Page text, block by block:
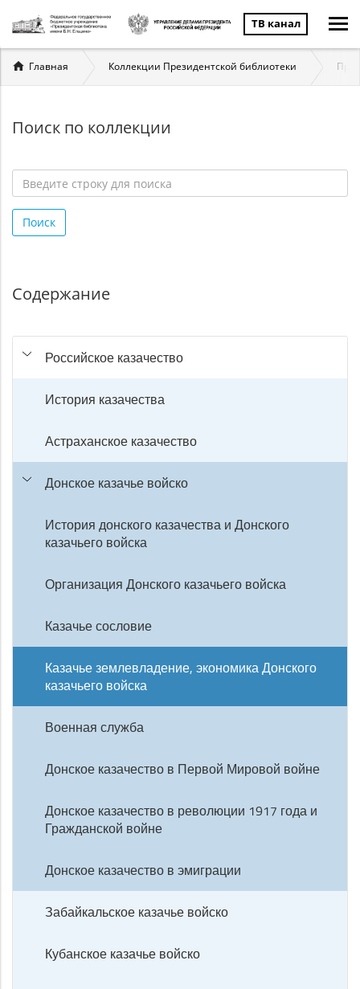
ТВ канал
Вы
здесь
Главная Коллекции Президентской библиотеки
Поиск по коллекции
строку
для
Поиск
Содержание
Российское казачество
История казачества
Астраханское казачество
Донское казачье войско
История донского казачества и Донского
казачьего войска
Организация Донского казачьего войска
Казачье сословие
Казачье землевладение, экономика Донского
казачьего войска
Военная служба
Донское казачество в Первой Мировой войне
Донское казачество в революции 1917 года и
Гражданской войне
Донское казачество в эмиграции
Забайкальское казачье войско
Кубанское казачье войско